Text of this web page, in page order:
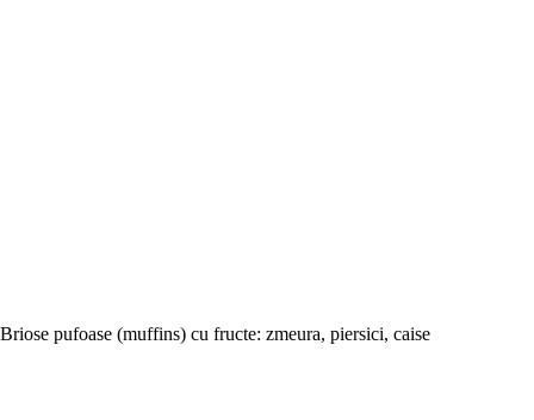
Briose pufoase (muffins) cu fructe: zmeura, piersici, caise